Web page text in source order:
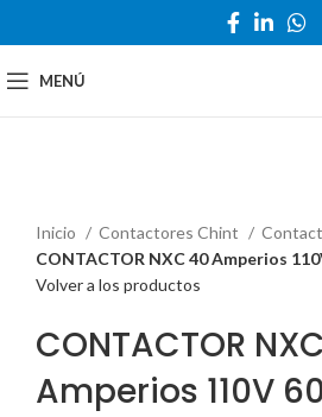
MENÚ
Inicio
Contactores Chint
CONTACTOR NXC 40 Amperios
Volver a los productos
CONTACTOR
Amperios 110V